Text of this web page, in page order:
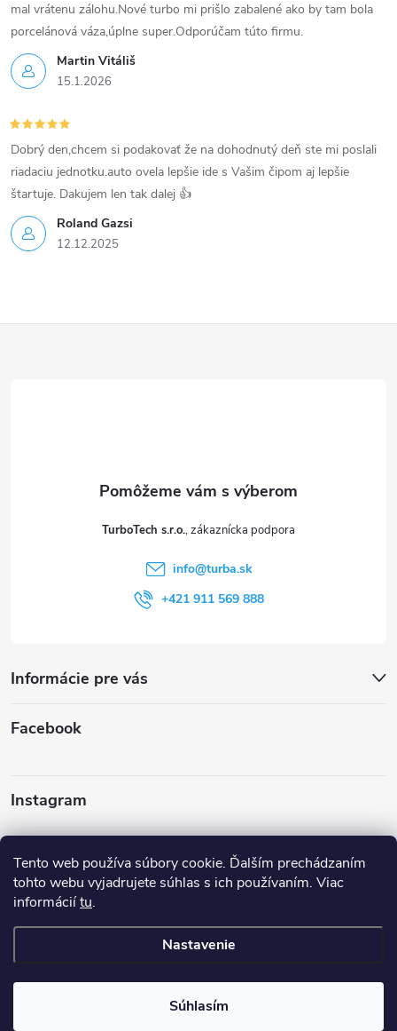
Tento web používa súbory cookie. Ďalším prechádzaním
tohto webu vyjadrujete súhlas s ich používaním. Viac
informáciítu.
Nastavenie
Súhlasím
Martin Vitáliš
15.1.2026
mal vrátenu zálohu.Nové turbo mi prišlo zabalené ako by tam bola
porcelánová váza,úplne super.Odporúčam túto firmu.
Roland Gazsi
12.12.2025
Dobrý den,chcem si podakovať že na dohodnutý deň ste mi poslali
riadaciu jednotku.auto ovela lepšie ide s Vašim čipom aj lepšie
štartuje. Dakujem len tak dalej 👍
TurboTech s.r.o.
info@turba.sk
+421 911 569 888
Informácie pre vás
Facebook
Instagram
Sledovať na Instagrame
vyhradené.Upraviť nastavenie cookies